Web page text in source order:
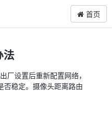
首页
法
厂设置后重新配置网络，
否稳定。摄像头距离路由